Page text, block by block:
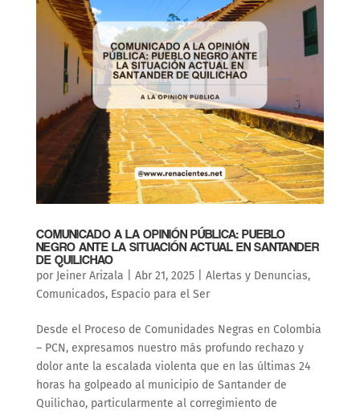
COMUNICADO A LA OPINIÓN PÚBLICA: PUEBLO
NEGRO ANTE LA SITUACIÓN ACTUAL EN SANTANDER
DE QUILICHAO
por Jeiner Arizala Abr 21, 2025| Alertas y Denuncias,
Comunicados, Espacio para el Ser
Desde el Proceso de Comunidades Negras en Colombia
– PCN, expresamos nuestro más profundo rechazo y
dolor ante la escalada violenta que en las últimas 24
horas ha golpeado al municipio de Santander de
Quilichao, particularmente al corregimiento de